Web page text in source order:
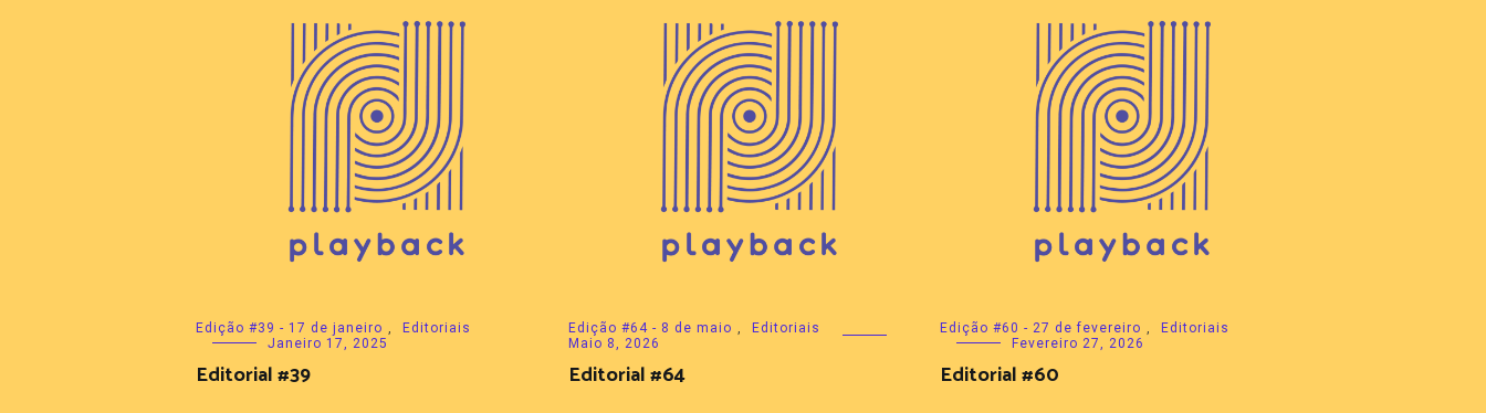
Edição #39 - 17 de janeiro
Editoriais
Janeiro 17, 2025
Editorial #39
Edição #64 - 8 de maio
Editoriais
Maio 8, 2026
Editorial #64
Edição #60 - 27 de fevereiro
Editoriais
Fevereiro 27, 2026
Editorial #60